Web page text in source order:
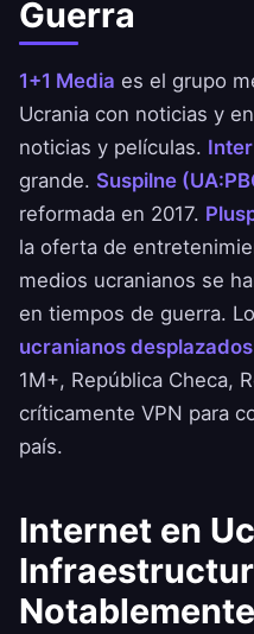
Guerra
1+1 Media es el grupo
Ucrania con noticias y
noticias y películas. Inter
grande. Suspilne
reformada en 2017.
la oferta de
medios ucranianos se
en tiempos de guerra.
ucranianos desplazados
1M+, República Checa,
críticamente VPN para
país.
Internet en